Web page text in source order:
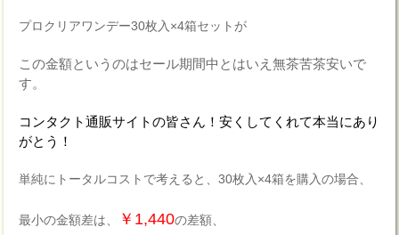
プロクリアワンデー30枚入×4箱セットが
この金額というのはセール期間中とはいえ無茶苦茶安いで
す。
コンタクト通販サイトの皆さん！安くしてくれて本当にあり
がとう！
単純にトータルコストで考えると、30枚入×4箱を購入の場合、
最小の金額差は、 ￥1,440の差額、